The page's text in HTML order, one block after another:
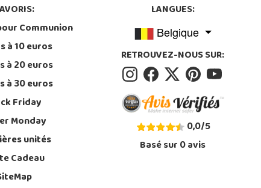
Communion
à 10 euros
à 20 euros
à 30 euros
Friday
Monday
unités
Cadeau
LANGUES:
Belgique
RETROUVEZ-NOUS SUR:
0,0/5
Basé sur0avis